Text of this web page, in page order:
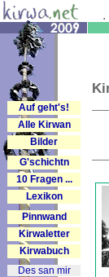
Auf geht's!
Alle Kirwan
Bilder
G'schichtn
10 Fragen ...
Lexikon
Pinnwand
Kirwaletter
Kirwabuch
Des san mir
...